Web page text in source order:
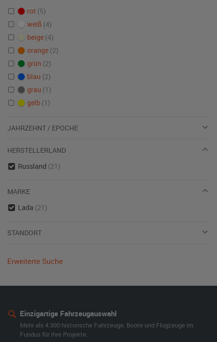
rot (5)
weiß (4)
beige (4)
orange (2)
grün (2)
blau (2)
grau (1)
gelb (1)
JAHRZEHNT / EPOCHE
HERSTELLERLAND
Russland (21)
MARKE
Lada (21)
STANDORT
Erweiterte Suche
Einzigartige Fahrzeugauswahl
Mehr als 4.300 historische Fahrzeuge, Boote und Flugzeuge im
Fundus für Ihre Projekte.